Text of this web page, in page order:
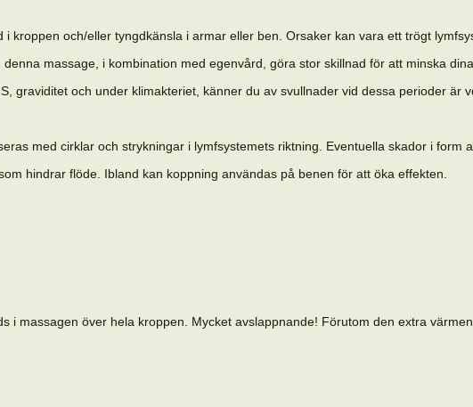
kroppen och/eller tyngdkänsla i armar eller ben. Orsaker kan vara ett trögt
massage, i kombination med egenvård, göra stor skillnad för att minska dina
graviditet och under klimakteriet, känner du av svullnader vid dessa perioder är
med cirklar och strykningar i lymfsystemets riktning. Eventuella skador i form
hindrar flöde. Ibland kan koppning användas på benen för att öka effekten.
i massagen över hela kroppen. Mycket avslappnande! Förutom den extra